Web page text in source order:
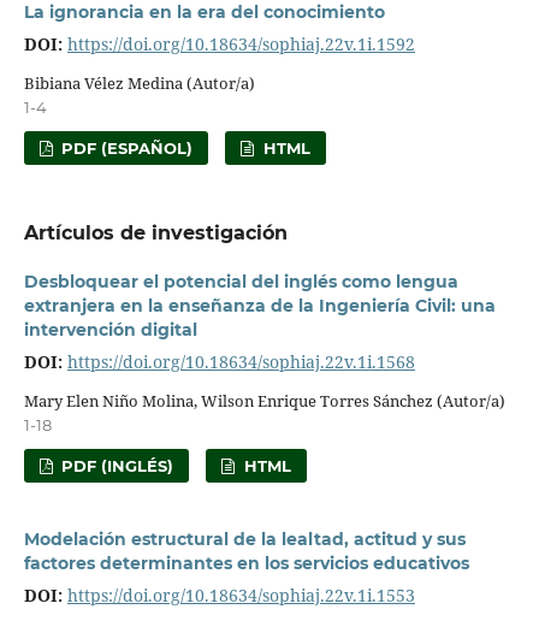
La ignorancia en la era del conocimiento
DOI: https://doi.org/10.18634/sophiaj.22v.1i.1592
Bibiana Vélez Medina (Autor/a)
1-4
PDF (ESPAÑOL) HTML
Artículos de investigación
Desbloquear el potencial del inglés como lengua
extranjera en la enseñanza de la Ingeniería Civil: una
intervención digital
DOI: https://doi.org/10.18634/sophiaj.22v.1i.1568
Mary Elen Niño Molina, Wilson Enrique Torres Sánchez (Autor/a)
1-18
PDF (INGLÉS) HTML
Modelación estructural de la lealtad, actitud y sus
factores determinantes en los servicios educativos
DOI: https://doi.org/10.18634/sophiaj.22v.1i.1553